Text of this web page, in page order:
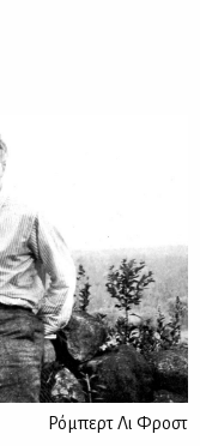
Ρόμπερτ Λι Φροστ